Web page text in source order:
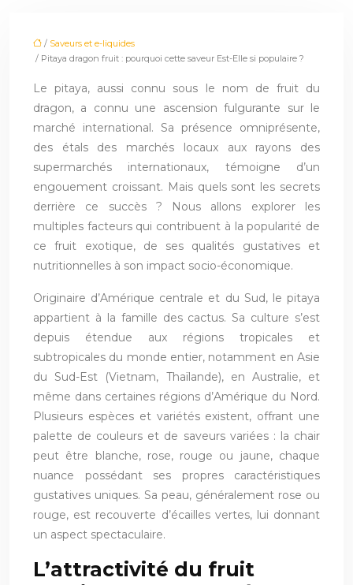
/ Saveurs et e-liquides
/ Pitaya dragon fruit : pourquoi cette saveur Est-Elle si populaire ?
Le pitaya, aussi connu sous le nom de fruit du
dragon, a connu une ascension fulgurante sur le
marché international. Sa présence omniprésente,
des étals des marchés locaux aux rayons des
supermarchés internationaux, témoigne d’un
engouement croissant. Mais quels sont les secrets
derrière ce succès ? Nous allons explorer les
multiples facteurs qui contribuent à la popularité de
ce fruit exotique, de ses qualités gustatives et
nutritionnelles à son impact socio-économique.
Originaire d’Amérique centrale et du Sud, le pitaya
appartient à la famille des cactus. Sa culture s’est
depuis étendue aux régions tropicales et
subtropicales du monde entier, notamment en Asie
du Sud-Est (Vietnam, Thaïlande), en Australie, et
même dans certaines régions d’Amérique du Nord.
Plusieurs espèces et variétés existent, offrant une
palette de couleurs et de saveurs variées : la chair
peut être blanche, rose, rouge ou jaune, chaque
nuance possédant ses propres caractéristiques
gustatives uniques. Sa peau, généralement rose ou
rouge, est recouverte d’écailles vertes, lui donnant
un aspect spectaculaire.
L’attractivité du fruit